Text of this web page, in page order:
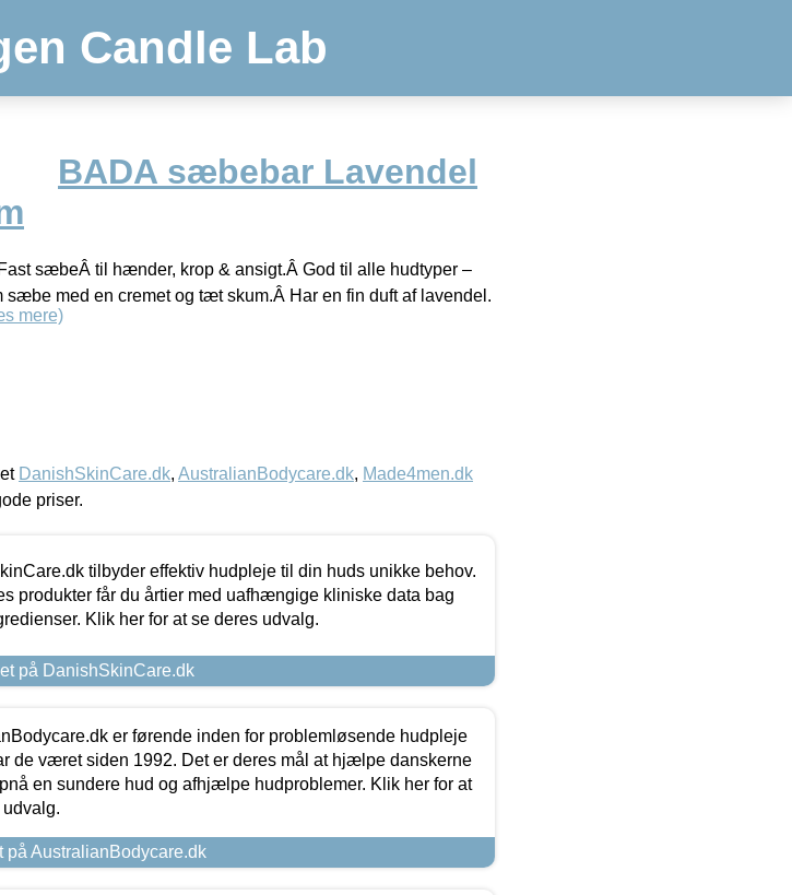
Candle Lab
BADA sæbebar Lavendel
sæbeÂ til hænder, krop & ansigt.Â God til alle hudtyper –
med en cremet og tæt skum.Â Har en fin duft af lavendel.
mere)
DanishSkinCare.dk, AustralianBodycare.dk, Made4men.dk
priser.
tilbyder effektiv hudpleje til din huds unikke behov.
produkter får du årtier med uafhængige kliniske data bag
Klik her for at se deres udvalg.
på DanishSkinCare.dk
er førende inden for problemløsende hudpleje
de været siden 1992. Det er deres mål at hjælpe danskerne
en sundere hud og afhjælpe hudproblemer. Klik her for at
på AustralianBodycare.dk